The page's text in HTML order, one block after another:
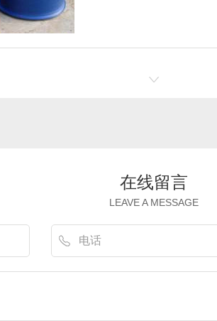
在线留言
LEAVE A MESSAGE